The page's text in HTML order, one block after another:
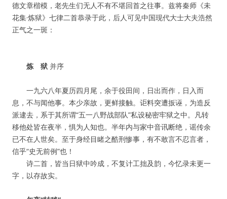
德文章楷模，老先生们无人不有不堪回首之往事。兹将秦师《未
花集·炼狱》七律二首恭录于此，后人可见中国现代大士大夫浩然
正气之一斑：
炼 狱 并序
一九六八年夏历四月尾，余于役田间，日出而作，日入而
息，不与闻他事。本少亲故，更鲜接触。讵料突遭扳诬，为造反
派逮去，系于其所谓“五一八野战部队”私设秘密牢狱之中。凡转
移他处皆在夜半，惧为人知也。半年内与家中音讯断绝，谣传余
已不在人世矣。至于身经目睹之酷刑惨事，有不敢言不忍言者，
信乎“史无前例”也！
诗二首，皆当日狱中吟成，不复计工拙及韵，今忆录未更一
字，以存故实。